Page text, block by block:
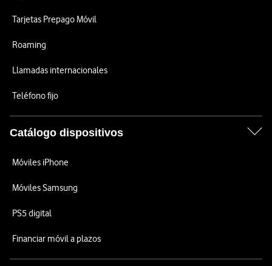
Tarjetas Prepago Móvil
Roaming
Llamadas internacionales
Teléfono fijo
Catálogo dispositivos
Móviles iPhone
Móviles Samsung
PS5 digital
Financiar móvil a plazos